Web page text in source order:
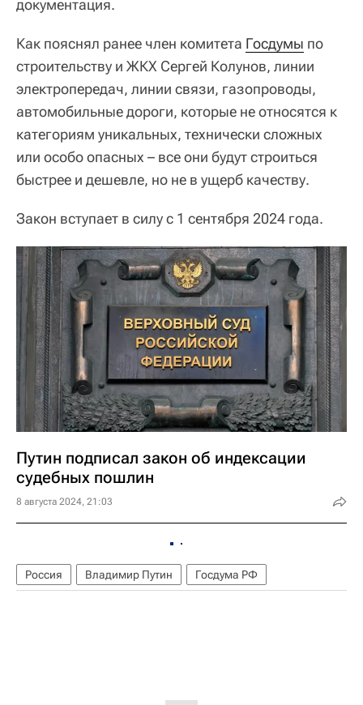
документация.
Как пояснял ранее член комитета Госдумы по
строительству и ЖКХ Сергей Колунов, линии
электропередач, линии связи, газопроводы,
автомобильные дороги, которые не относятся к
категориям уникальных, технически сложных
или особо опасных – все они будут строиться
быстрее и дешевле, но не в ущерб качеству.
Закон вступает в силу с 1 сентября 2024 года.
Путин подписал закон об индексации
судебных пошлин
8 августа 2024, 21:03
Россия Владимир Путин Госдума РФ